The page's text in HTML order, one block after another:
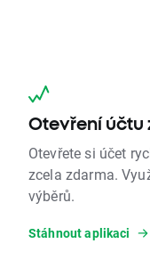
Otevření účtu
Otevřete si účet
zcela zdarma.
výběrů.
Stáhnout aplikaci